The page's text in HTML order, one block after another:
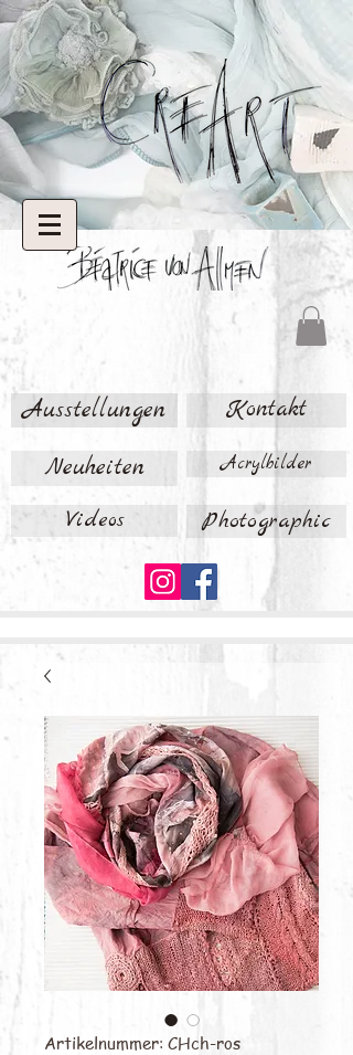
Ausstellungen Kontakt
Neuheiten Acrylbilder
Videos Photographic
Artikelnummer: CHch-ros